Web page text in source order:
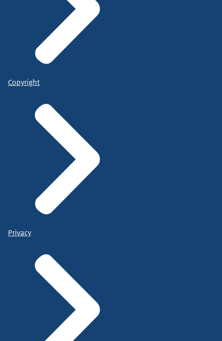
Copyright
Privacy